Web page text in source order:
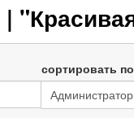
|
сортировать